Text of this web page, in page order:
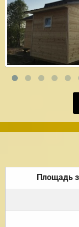
Площадь